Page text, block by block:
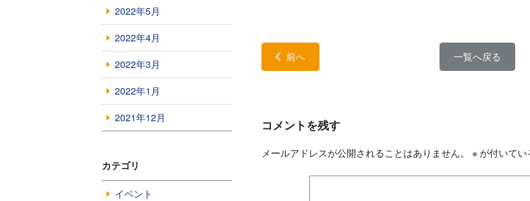
前へ 一覧へ戻る
コメントを残す
メールアドレスが公開されることはありません。
※ が付いて
2022年5月
2022年4月
2022年3月
2022年1月
2021年12月
カテゴリ
イベント